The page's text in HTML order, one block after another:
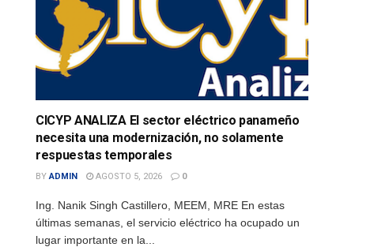
CICYP ANALIZA El sector eléctrico panameño
necesita una modernización, no solamente
respuestas temporales
BY ADMIN AGOSTO 5, 2026 0
Ing. Nanik Singh Castillero, MEEM, MRE En estas
últimas semanas, el servicio eléctrico ha ocupado un
lugar importante en la...